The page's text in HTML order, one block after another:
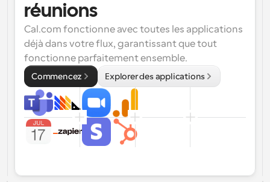
réunions
Cal.com fonctionne avec toutes les applications
déjà dans votre flux, garantissant que tout
fonctionne parfaitement ensemble.
Commencez Explorer des applications